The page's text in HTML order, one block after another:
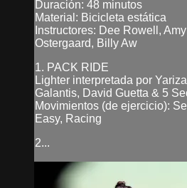
Duración: 48 minutos
Material: Bicicleta estática
Instructores: Dee Rowell,
Ostergaard, Billy Aw
1. PACK RIDE
Lighter interpretada por
Galantis, David Guetta & 5
Movimientos (de ejercicio):
Easy, Racing
2...